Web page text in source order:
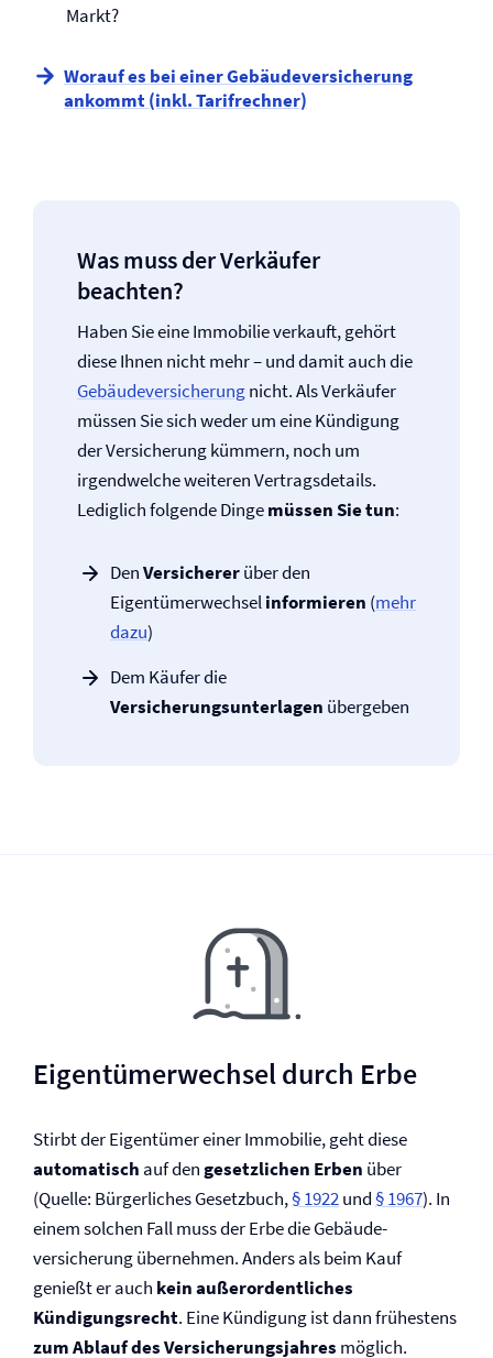
Markt?
Worauf es bei einer Gebäude­versicherung
ankommt (inkl. Tarifrechner)
Was muss der Verkäufer
beachten?
Haben Sie eine Immobilie verkauft, gehört
diese Ihnen nicht mehr – und damit auch die
Gebäude­versicherungnicht. Als Verkäufer
müssen Sie sich weder um eine Kündigung
der Versicherung kümmern, noch um
irgendwelche weiteren Vertragsdetails.
Lediglich folgende Dingemüssen Sie tun:
DenVersichererüber den
Eigentümerwechselinformieren (mehr
dazu)
Dem Käufer die
Versicherungsunterlagen übergeben
Eigentümerwechsel durch Erbe
Stirbt der Eigentümer einer Immobilie, geht diese
automatisch auf dengesetzlichen Erben über
(Quelle: Bürgerliches Gesetzbuch,§ 1922und§ 1967). In
einem solchen Fall muss der Erbe die Gebäude­
versicherung übernehmen. Anders als beim Kauf
genießt er auch kein außerordentliches
Kündigungsrecht. Eine Kündigung ist dann frühestens
zum Ablauf des Versicherungsjahres möglich.